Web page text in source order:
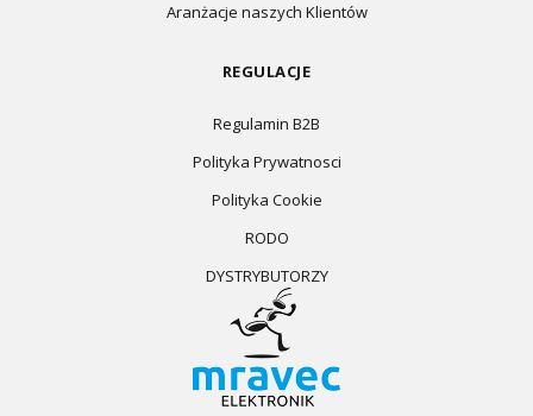
Aranżacje naszych Klientów
REGULACJE
Regulamin B2B
Polityka Prywatnosci
Polityka Cookie
RODO
DYSTRYBUTORZY